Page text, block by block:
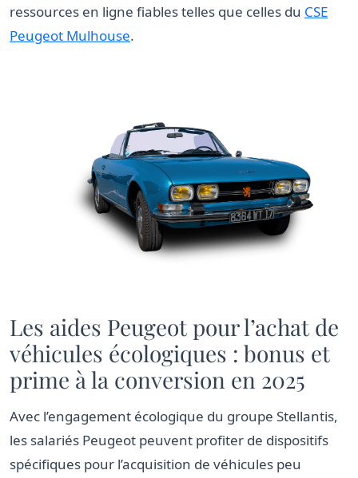
ressources en ligne fiables telles que celles du CSE
Peugeot Mulhouse.
Les aides Peugeot pour l’achat de
véhicules écologiques : bonus et
prime à la conversion en 2025
Avec l’engagement écologique du groupe Stellantis,
les salariés Peugeot peuvent profiter de dispositifs
spécifiques pour l’acquisition de véhicules peu